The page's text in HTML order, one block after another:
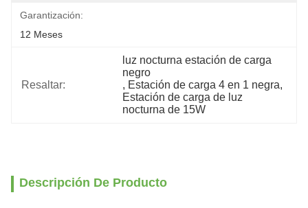
Garantización:
12 Meses
Resaltar:
luz nocturna estación de carga
negro
, Estación de carga 4 en 1 negra
Estación de carga de luz
nocturna de 15W
Descripción De Producto